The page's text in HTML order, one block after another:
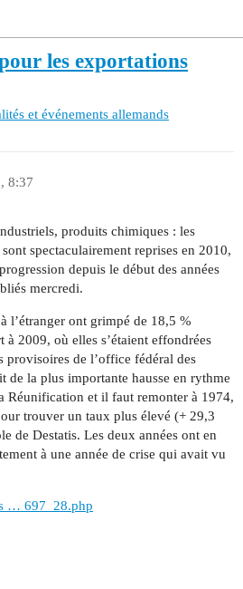
les exportations
et événements allemands
8:37
produits chimiques : les
spectaculairement reprises en 2010,
depuis le début des années
mercredi.
l’étranger ont grimpé de 18,5 %
à 2009, où elles s’étaient effondrées
provisoires de l’office fédéral des
de la plus importante hausse en rythme
Réunification et il faut remonter à 1974,
trouver un taux plus élevé (+ 29,3
de Destatis. Les deux années ont en
à une année de crise qui avait vu
… 697_28.php